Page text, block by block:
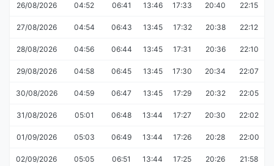
26/08/2026 04:52 06:41 13:46 17:33 20:40 22:15
27/08/2026 04:54 06:43 13:45 17:32 20:38 22:12
28/08/2026 04:56 06:44 13:45 17:31 20:36 22:10
29/08/2026 04:58 06:45 13:45 17:30 20:34 22:07
30/08/2026 04:59 06:47 13:45 17:29 20:32 22:05
31/08/2026 05:01 06:48 13:44 17:27 20:30 22:02
01/09/2026 05:03 06:49 13:44 17:26 20:28 22:00
02/09/2026 05:05 06:51 13:44 17:25 20:26 21:58